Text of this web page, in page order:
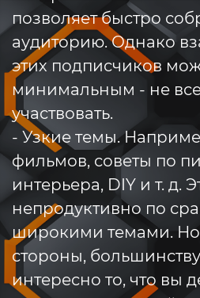
позволяет быстро
аудиторию. Однако
этих подписчиков
минимальным - не все
участвовать.
- Узкие темы.
фильмов, советы по
интерьера, DIY и т. д.
непродуктивно по
широкими темами.
стороны,
интересно то, что вы